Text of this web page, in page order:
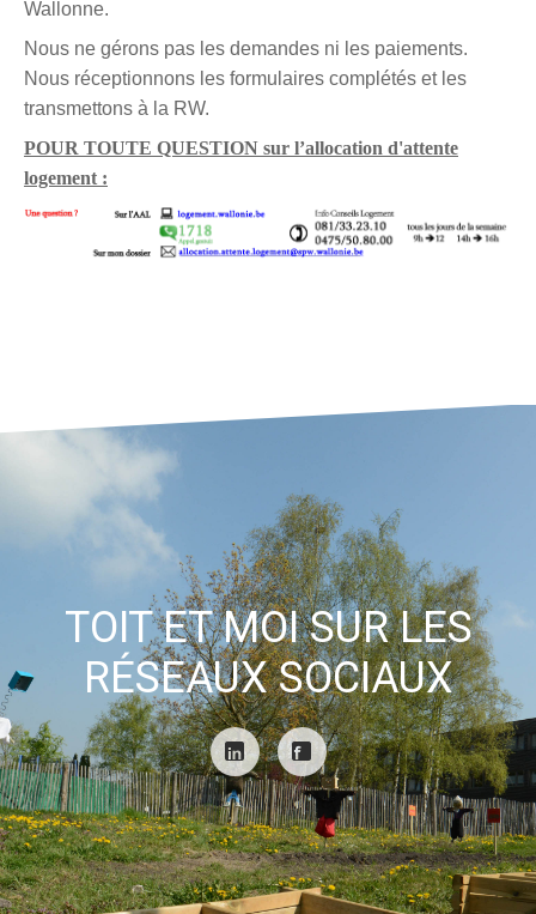
Wallonne.
Nous ne gérons pas les demandes ni les paiements.
Nous réceptionnons les formulaires complétés et les
transmettons à la RW.
POUR TOUTE QUESTION sur l’allocation d'attente
logement :
TOIT ET MOI SUR LES
RÉSEAUX SOCIAUX